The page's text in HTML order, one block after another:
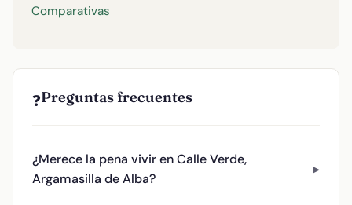
Comparativas
❓Preguntas frecuentes
¿Merece la pena vivir en Calle Verde,
Argamasilla de Alba?